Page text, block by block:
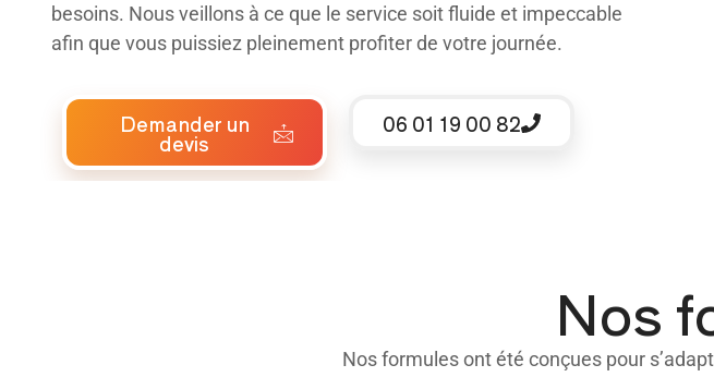
besoins. Nous veillons à ce que le service soit fluide et impeccable
afin que vous puissiez pleinement profiter de votre journée.
Demander un
devis
06 01 19 00 82
Nos
Nos formules ont été conçues pour